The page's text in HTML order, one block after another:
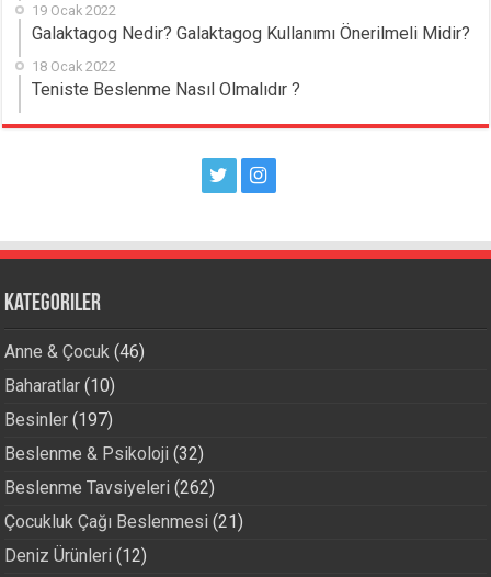
19 Ocak 2022
Galaktagog Nedir? Galaktagog Kullanımı Önerilmeli Midir?
18 Ocak 2022
Teniste Beslenme Nasıl Olmalıdır ?
Kategoriler
Anne & Çocuk (46)
Baharatlar (10)
Besinler (197)
Beslenme & Psikoloji (32)
Beslenme Tavsiyeleri (262)
Çocukluk Çağı Beslenmesi (21)
Deniz Ürünleri (12)